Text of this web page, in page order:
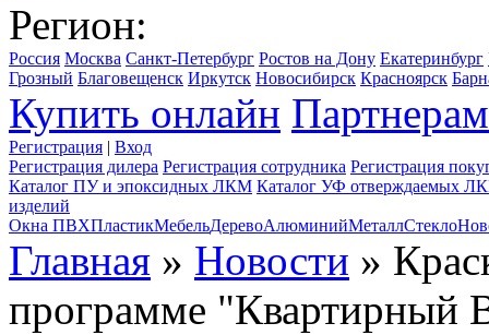
Регион:
Россия Москва Санкт-Петербург Ростов на Дону Екатеринбург
Грозный Благовещенск Иркутск Новосибирск Красноярск
Купить онлайн Партнерам
Регистрация | Вход
Регистрация дилера Регистрация сотрудника Регистрация
Каталог ПУ и эпоксидных ЛКМ Каталог УФ отверждаемых
изделий
Окна ПВХПластикМебельДеревоАлюминийМеталлСтекло
Главная » Новости »
программе "Квартирный